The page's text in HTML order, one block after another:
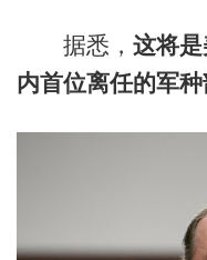
据悉， 这将
内首位离任的军